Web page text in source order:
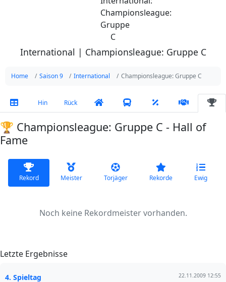
International | Championsleague: Gruppe C
Home Saison 9 International Championsleague: Gruppe C
Hin Rück
🏆 Championsleague: Gruppe C - Hall of
Fame
Rekord Meister Torjäger Rekorde Ewig
Noch keine Rekordmeister vorhanden.
Letzte Ergebnisse
4. Spieltag
22.11.2009 12:55